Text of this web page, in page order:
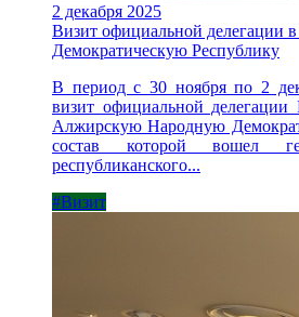
2 декабря 2025
Визит официальной
Демократическую Республику
В период с 30 ноября по 2
визит официальной делегации
Алжирскую Народную
состав которой вошел
республиканского...
#Визит